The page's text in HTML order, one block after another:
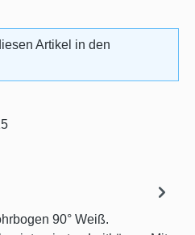
Artikel in den
90° Weiß.